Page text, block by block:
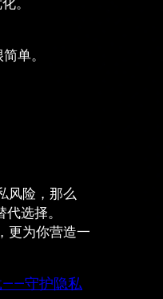
单。
风险，那么
选择。
更为你营造一
——守护隐私